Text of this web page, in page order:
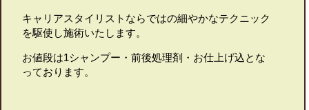
キャリアスタイリストならではの細やかなテクニック
を駆使し施術いたします。
お値段は1シャンプー・前後処理剤・お仕上げ込とな
っております。